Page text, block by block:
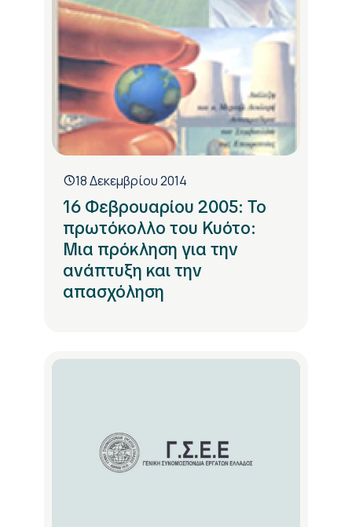
18 Δεκεμβρίου 2014
16 Φεβρουαρίου 2005: Το
πρωτόκολλο του Κυότο:
Μια πρόκληση για την
ανάπτυξη και την
απασχόληση